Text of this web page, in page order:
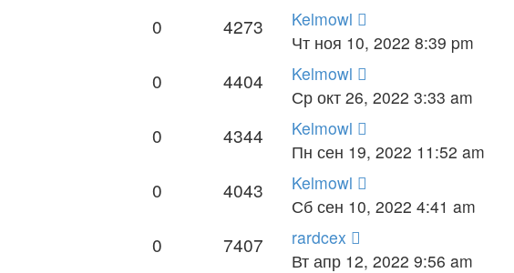
0 4273
Kelmowl
Чт ноя 10, 2022 8:39 pm
0 4404
Kelmowl
Ср окт 26, 2022 3:33 am
0 4344
Kelmowl
Пн сен 19, 2022 11:52 am
0 4043
Kelmowl
Сб сен 10, 2022 4:41 am
0 7407
rardcex
Вт апр 12, 2022 9:56 am